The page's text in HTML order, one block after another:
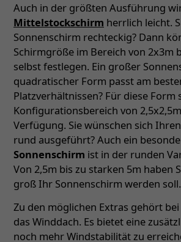
Auch in der größten Ausführung
Mittelstockschirm herrlich leicht.
Sonnenschirm rechteckig? Dann
Schirmgröße im Bereich von 2x3m
selbst festlegen. Ein großer
quadratischer Form passt am
Platzverhältnissen? Für diese
Konfigurationsbereich von
Verfügung. Sie wünschen sich
rund ausgeführt? Auch ein
Sonnenschirm ist in der runden
Von 2,5m bis zu starken 5m haben
groß Ihr Sonnenschirm werden soll.
Zu den möglichen Extras gehört
das Winddach. Es bietet eine
noch mehr Windstabilität zu